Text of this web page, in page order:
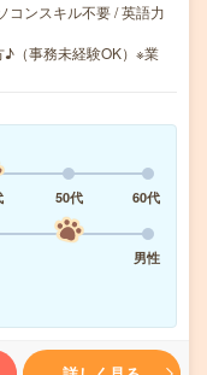
コンスキル不要 / 英語力
（事務未経験OK）※業
50代
60代
男性